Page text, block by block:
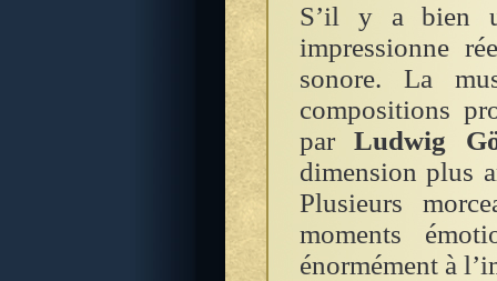
S’il y a bien
impressionne
sonore. La
compositions
parLudwig
dimension plus
Plusieurs
moments
énormément à